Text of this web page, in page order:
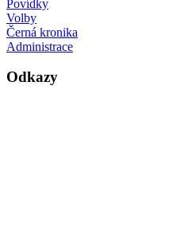
Povídky
Volby
Černá kronika
Administrace
Odkazy